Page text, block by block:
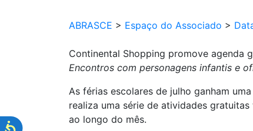
ABRASCE > Espaço do Associado >
Continental Shopping promove agenda
Encontros com personagens infantis e
As férias escolares de julho ganham
realiza uma série de atividades
ao longo do mês.